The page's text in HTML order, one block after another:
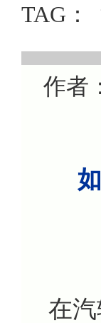
TAG：
作者
在